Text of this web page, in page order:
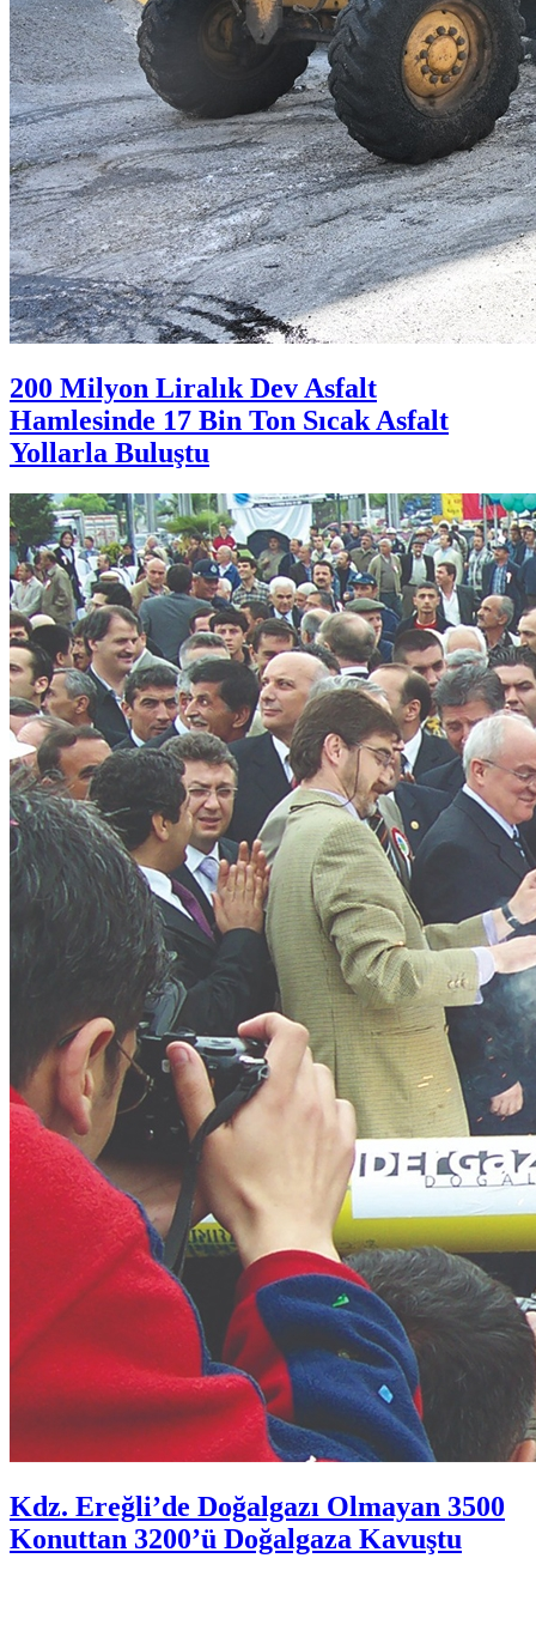
200 Milyon Liralık Dev Asfalt
Hamlesinde 17 Bin Ton Sıcak Asfalt
Yollarla Buluştu
Kdz. Ereğli’de Doğalgazı Olmayan 3500
Konuttan 3200’ü Doğalgaza Kavuştu